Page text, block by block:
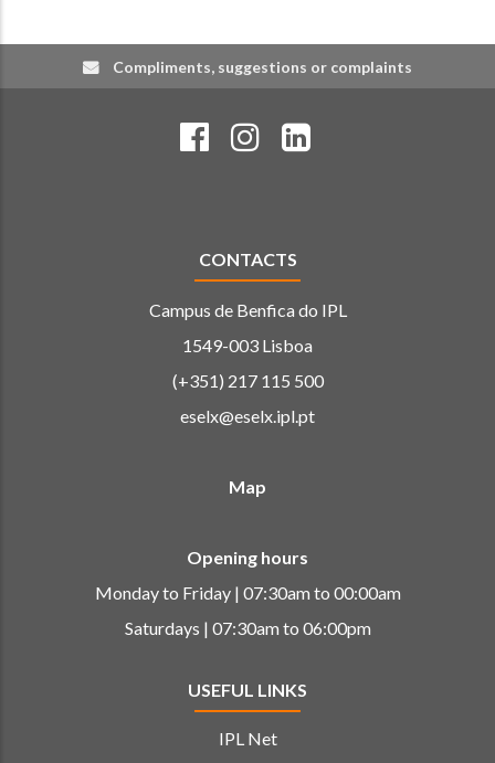
Compliments, suggestions or complaints
CONTACTS
Campus de Benfica do IPL
1549-003 Lisboa
(+351) 217 115 500
eselx@eselx.ipl.pt
Map
Opening hours
Monday to Friday | 07:30am to 00:00am
Saturdays | 07:30am to 06:00pm
USEFUL LINKS
IPL Net